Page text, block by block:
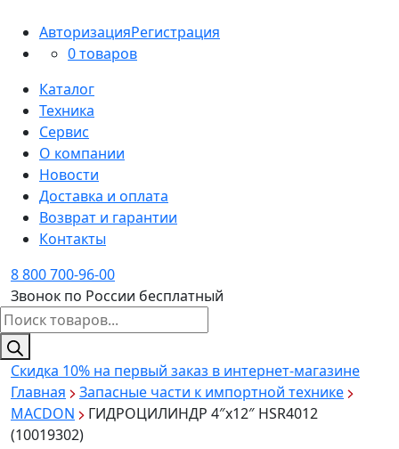
АвторизацияРегистрация
0 товаров
Каталог
Техника
Сервис
О компании
Новости
Доставка и оплата
Возврат и гарантии
Контакты
8 800 700-96-00
Звонок по России бесплатный
Поиск
товаров
Скидка 10% на первый заказ в интернет-магазине
Главная
Запасные части к импортной технике
MACDON
ГИДРОЦИЛИНДР 4″х12″ HSR4012
(10019302)